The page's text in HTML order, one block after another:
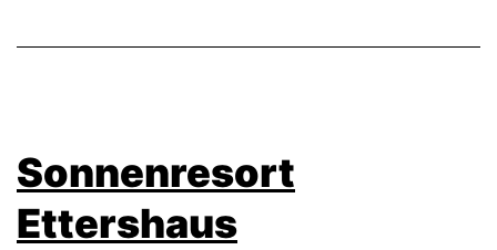
Sonnenresort
Ettershaus